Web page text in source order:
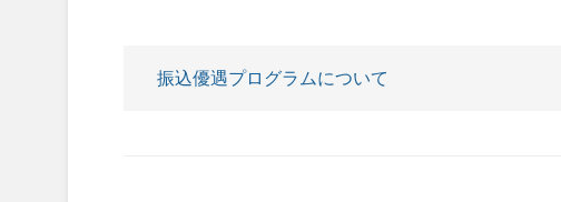
振込優遇プログラムについて